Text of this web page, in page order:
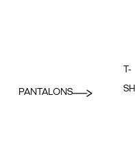
PANTALONS
T-